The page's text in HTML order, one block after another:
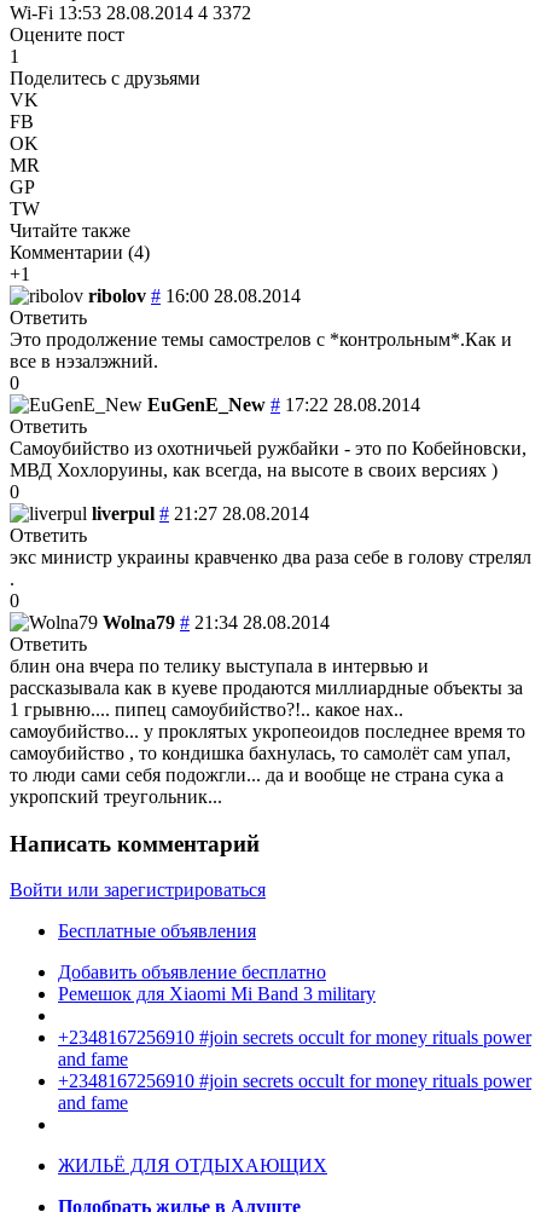
Wi-Fi 13:53 28.08.2014 4 3372
Оцените пост
1
Поделитесь с друзьями
VK
FB
OK
MR
GP
TW
Читайте также
Комментарии (4)
+1
ribolov # 16:00 28.08.2014
Ответить
Это продолжение темы самострелов с *контрольным*.Как и
все в нэзалэжний.
0
EuGenE_New # 17:22 28.08.2014
Ответить
Самоубийство из охотничьей ружбайки - это по Кобейновски,
МВД Хохлоруины, как всегда, на высоте в своих версиях )
0
liverpul # 21:27 28.08.2014
Ответить
экс министр украины кравченко два раза себе в голову стрелял
.
0
Wolna79 # 21:34 28.08.2014
Ответить
блин она вчера по телику выступала в интервью и
рассказывала как в куеве продаются миллиардные объекты за
1 грывню.... пипец самоубийство?!.. какое нах..
самоубийство... у проклятых укропеоидов последнее время то
самоубийство , то кондишка бахнулась, то самолёт сам упал,
то люди сами себя подожгли... да и вообще не страна сука а
укропский треугольник...
Написать комментарий
Войти или зарегистрироваться
Бесплатные объявления
Добавить объявление бесплатно
Ремешок для Xiaomi Mi Band 3 military
+2348167256910 #join secrets occult for money rituals power
and fame
+2348167256910 #join secrets occult for money rituals power
and fame
ЖИЛЬЁ ДЛЯ ОТДЫХАЮЩИХ
Подобрать жилье в Алуште